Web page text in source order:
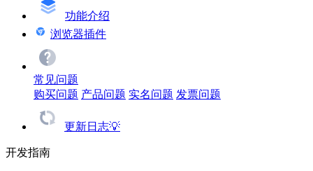
功能介绍
浏览器插件
常见问题
购买问题 产品问题 实名问题 发票问题
更新日志💡
开发指南